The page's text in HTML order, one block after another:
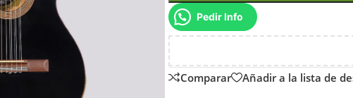
Pedir Info
Comparar Añadir a la lista de